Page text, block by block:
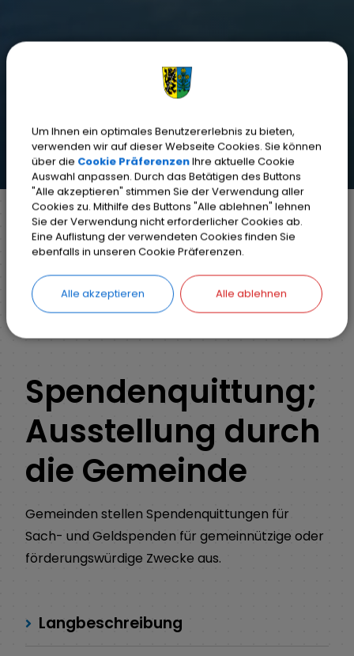
Markt Weisendorf Bürgerinfo
Rathaus
Ihr Anliegen
Detail
ZURÜCK
Spendenquittung;
Ausstellung durch
die Gemeinde
Gemeinden stellen Spendenquittungen für
Sach- und Geldspenden für gemeinnützige oder
förderungswürdige Zwecke aus.
Langbeschreibung
Um Ihnen ein optimales Benutzererlebnis zu bieten,
verwenden wir auf dieser Webseite Cookies. Sie können
über die Cookie PräferenzenIhre aktuelle Cookie
Auswahl anpassen. Durch das Betätigen des Buttons
"Alle akzeptieren" stimmen Sie der Verwendung aller
Cookies zu. Mithilfe des Buttons "Alle ablehnen" lehnen
Sie der Verwendung nicht erforderlicher Cookies ab.
Eine Auflistung der verwendeten Cookies finden Sie
ebenfalls in unseren Cookie Präferenzen.
Alle akzeptieren Alle ablehnen